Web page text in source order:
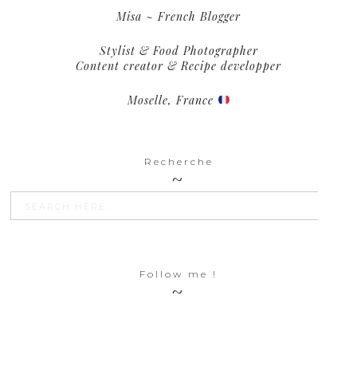
Misa ~ French Blogger
Stylist & Food Photographer
Content creator & Recipe developper
Moselle, France
Recherche
Search SEARCH
Follow me !